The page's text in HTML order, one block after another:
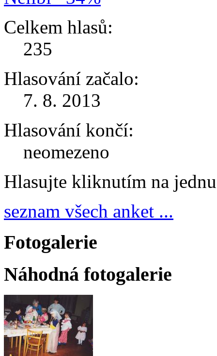
Celkem hlasů:
235
Hlasování začalo:
7. 8. 2013
Hlasování končí:
neomezeno
Hlasujte kliknutím na
seznam všech anket ...
Fotogalerie
Náhodná fotogalerie